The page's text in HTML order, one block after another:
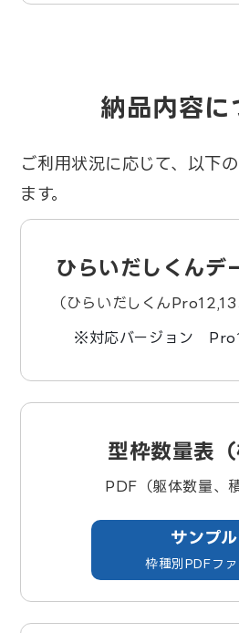
納品内容に
ご利用状況に応じて、以下
ます。
型枠数量表（
PDF（躯体数量、
サンプル
枠種別PDFファ
ひらいだしくんデ
（ひらいだしくんPro12,13
※対応バージョン